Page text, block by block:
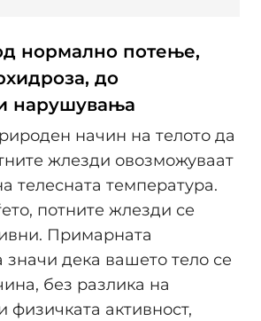
нормално потење,
до
нарушувања
начин на телото да
жлезди овозможуваат
телесната температура.
потните жлезди се
Примарната
значи дека вашето тело се
без разлика на
физичката активност,